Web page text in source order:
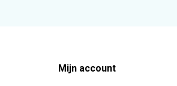
Mijn account